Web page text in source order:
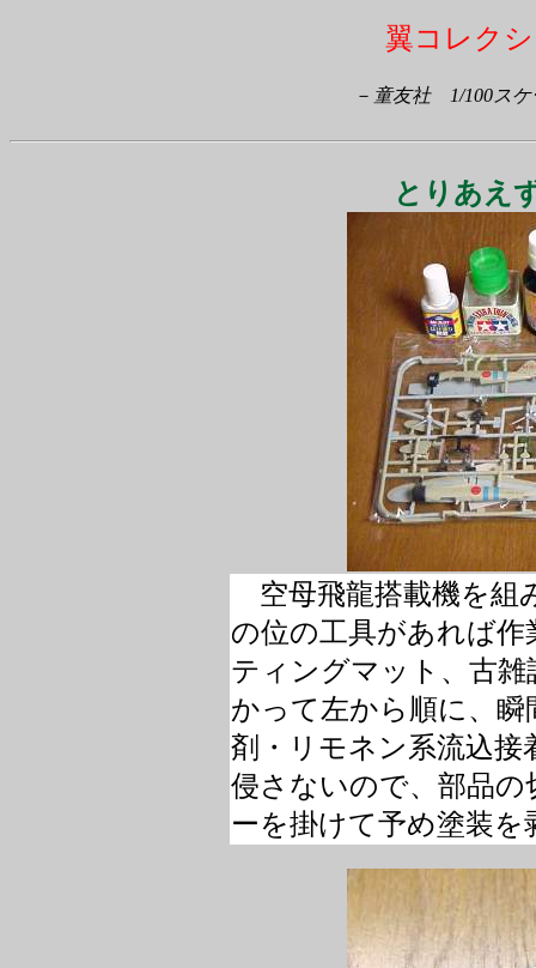
翼コレク
－ 童友社 1/100スケ
とりあえ
空母飛龍搭載機を組
の位の工具があれば
ティングマット、古
かって左から順に、瞬
剤・リモネン系流込
侵さないので、部品の
ーを掛けて予め塗装